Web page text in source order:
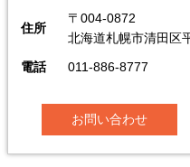
住所
〒004-0872
北海道札幌市清田区
電話
011-886-8777
お問い合わせ